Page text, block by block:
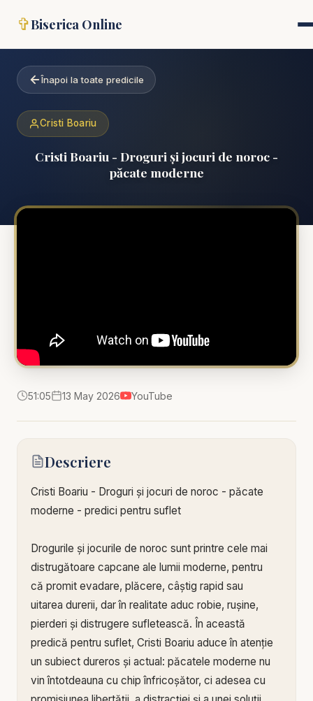
✞Biserica Online
Înapoi la toate predicile
Cristi Boariu
Cristi Boariu - Droguri și jocuri de noroc -
păcate moderne
51:05 13 May 2026 YouTube
Descriere
Cristi Boariu - Droguri și jocuri de noroc - păcate
moderne - predici pentru suflet
Drogurile și jocurile de noroc sunt printre cele mai
distrugătoare capcane ale lumii moderne, pentru
că promit evadare, plăcere, câștig rapid sau
uitarea durerii, dar în realitate aduc robie, rușine,
pierderi și distrugere sufletească. În această
predică pentru suflet, Cristi Boariu aduce în atenție
un subiect dureros și actual: păcatele moderne nu
vin întotdeauna cu chip înfricoșător, ci adesea cu